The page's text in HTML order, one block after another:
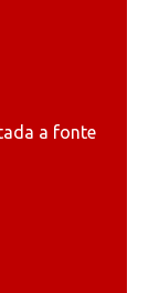
a fonte